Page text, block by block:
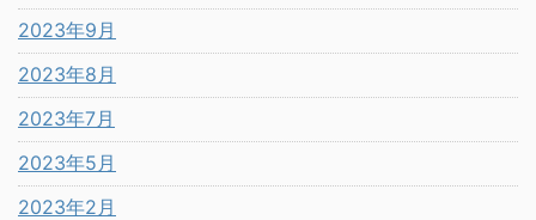
2023年9月
2023年8月
2023年7月
2023年5月
2023年2月